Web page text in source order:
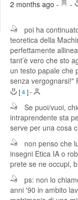
:ROOMS
Search
2 months ago - -
poi ha
teoretica della
perfettamente
tant’è vero che sto
un testo papale che
senza vergognarsi!"
[4]-
Se puoi/vuoi,
intraprendente sta
serve per una cosa
non penso che
insegni Etica IA o
prete se ne occupi,
ps: non lo
anni '90 in ambito